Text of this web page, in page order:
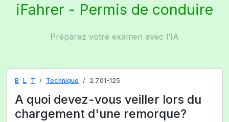
iFahrer - Permis de conduire
Préparez votre examen avec l’IA
B L T Technique 2.7.01-125
A quoi devez-vous veiller lors du
chargement d'une remorque?